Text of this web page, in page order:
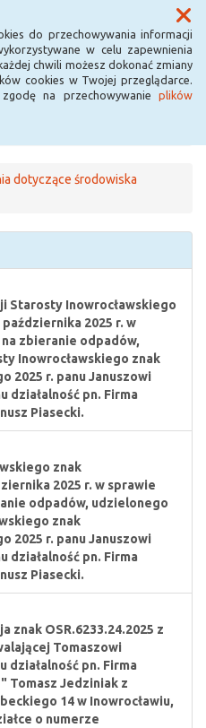
do przechowywania informacji
w celu zapewnienia
chwili możesz dokonać zmiany
cookies w Twojej przeglądarce.
na przechowywanie plików
Menu
dotyczące środowiska
Starosty Inowrocławskiego
października 2025 r. w
zbieranie odpadów,
Inowrocławskiego znak
2025 r. panu Januszowi
działalność pn. Firma
Piasecki.
znak
2025 r. w sprawie
odpadów, udzielonego
znak
2025 r. panu Januszowi
działalność pn. Firma
Piasecki.
znak OSR.6233.24.2025 z
Tomaszowi
działalność pn. Firma
Tomasz Jedziniak z
14 w Inowrocławiu,
o numerze